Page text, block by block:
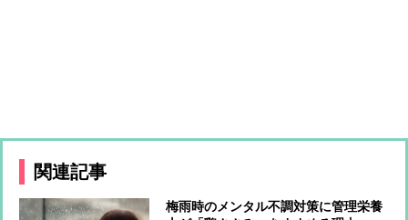
関連記事
梅雨時のメンタル不調対策に管理栄養